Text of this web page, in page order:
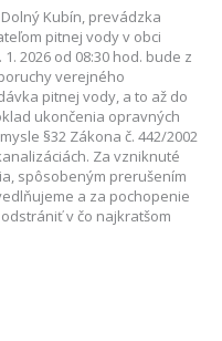
Kubín, prevádzka
pitnej vody v obci
2026 od 08:30 hod. bude z
verejného
pitnej vody, a to až do
ukončenia opravných
§32 Zákona č. 442/2002
Za vzniknuté
spôsobeným prerušením
a za pochopenie
v čo najkratšom